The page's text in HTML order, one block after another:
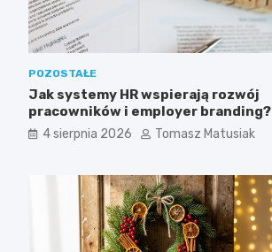
POZOSTAŁE
Jak systemy HR wspierają rozwój
pracowników i employer branding?
4 sierpnia 2026 Tomasz Matusiak